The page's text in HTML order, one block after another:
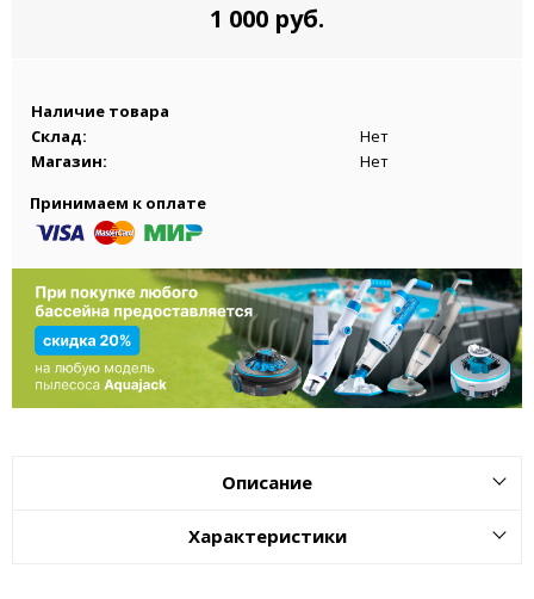
1 000 руб.
Наличие товара
Склад:
Нет
Магазин:
Нет
Принимаем к оплате
Описание
Характеристики